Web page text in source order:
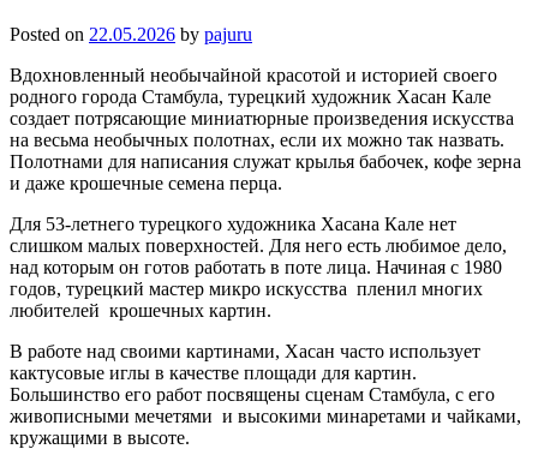
Posted on 22.05.2026 by pajuru
Вдохновленный необычайной красотой и историей своего
родного города Стамбула, турецкий художник Хасан Кале
создает потрясающие миниатюрные произведения искусства
на весьма необычных полотнах, если их можно так назвать.
Полотнами для написания служат крылья бабочек, кофе зерна
и даже крошечные семена перца.
Для 53-летнего турецкого художника Хасана Кале нет
слишком малых поверхностей. Для него есть любимое дело,
над которым он готов работать в поте лица. Начиная с 1980
годов, турецкий мастер микро искусства пленил многих
любителей крошечных картин.
В работе над своими картинами, Хасан часто использует
кактусовые иглы в качестве площади для картин.
Большинство его работ посвящены сценам Стамбула, с его
живописными мечетями и высокими минаретами и чайками,
кружащими в высоте.